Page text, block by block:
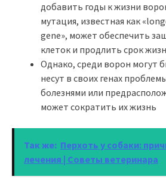
добавить годы к жизни
мутация, известная как
gene», может обеспечить
клеток и продлить срок
Однако, среди ворон могут
несут в своих генах
болезнями или
может сократить их жизнь
Так же: Перхоть у собаки:
лечения | Советы ветеринара